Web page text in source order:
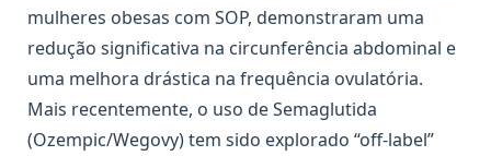
mulheres obesas com SOP, demonstraram uma
redução significativa na circunferência abdominal e
uma melhora drástica na frequência ovulatória.
Mais recentemente, o uso de Semaglutida
(Ozempic/Wegovy) tem sido explorado “off-label”